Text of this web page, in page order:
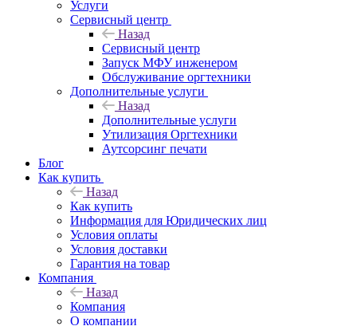
Услуги
Сервисный центр
Назад
Сервисный центр
Запуск МФУ инженером
Обслуживание оргтехники
Дополнительные услуги
Назад
Дополнительные услуги
Утилизация Оргтехники
Аутсорсинг печати
Блог
Как купить
Назад
Как купить
Информация для Юридических лиц
Условия оплаты
Условия доставки
Гарантия на товар
Компания
Назад
Компания
О компании